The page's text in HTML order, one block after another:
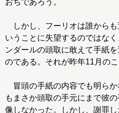
しかし、フーリオは誰からも
いうことに失望するのではな
ンダールの頭取に敢えて手紙
のである。それが昨年11月のこ
冒頭の手紙の内容でも明らか
もまさか頭取の手元にまで彼
像しなかった。しかし、謝罪